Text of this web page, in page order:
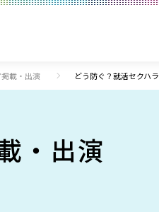
掲載・出演 どう防ぐ？就活セクハ
・出演